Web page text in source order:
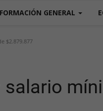
GENERAL
$2.879.877